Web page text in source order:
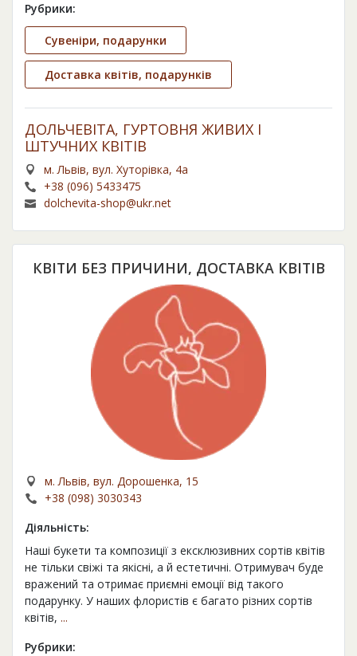
Рубрики:
Сувеніри, подарунки
Доставка квітів, подарунків
ДОЛЬЧЕВІТА, ГУРТОВНЯ ЖИВИХ І
ШТУЧНИХ КВІТІВ
м. Львів, вул. Хуторівка, 4а
+38 (096) 5433475
dolchevita-shop@ukr.net
КВІТИ БЕЗ ПРИЧИНИ, ДОСТАВКА КВІТІВ
м. Львів, вул. Дорошенка, 15
+38 (098) 3030343
Діяльність:
Наші букети та композиції з ексклюзивних сортів квітів
не тільки свіжі та якісні, а й естетичні. Отримувач буде
вражений та отримає приємні емоції від такого
подарунку. У наших флористів є багато різних сортів
квітів, ...
Рубрики: